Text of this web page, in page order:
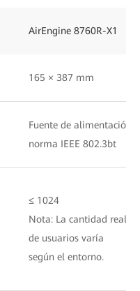
AirEngine 8760R-X1
165 × 387 mm
Fuente de alimentación
norma IEEE 802.3bt
≤ 1024
Nota: La cantidad real
de usuarios varía
según el entorno.